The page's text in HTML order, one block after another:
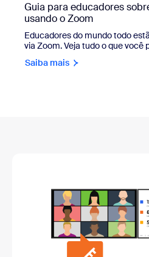
Guia para educadores
usando o Zoom
Educadores do mundo todo
via Zoom. Veja tudo o que você
Saiba mais